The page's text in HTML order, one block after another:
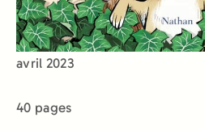
avril 2023
40 pages